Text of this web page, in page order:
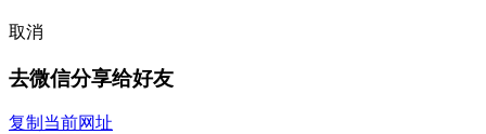
取消
去微信分享给好友
复制当前网址